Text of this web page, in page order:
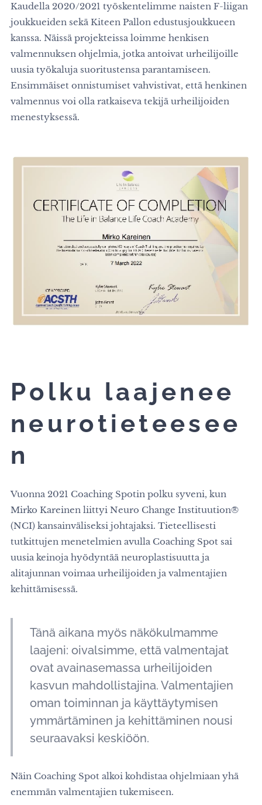
Kaudella 2020/2021 työskentelimme naisten F-liigan
joukkueiden sekä Kiteen Pallon edustusjoukkueen
kanssa. Näissä projekteissa loimme henkisen
valmennuksen ohjelmia, jotka antoivat urheilijoille
uusia työkaluja suoritustensa parantamiseen.
Ensimmäiset onnistumiset vahvistivat, että henkinen
valmennus voi olla ratkaiseva tekijä urheilijoiden
menestyksessä.
Polku laajenee
neurotieteesee
n
Vuonna 2021 Coaching Spotin polku syveni, kun
Mirko Kareinen liittyi Neuro Change Instituution®
(NCI) kansainväliseksi johtajaksi. Tieteellisesti
tutkittujen menetelmien avulla Coaching Spot sai
uusia keinoja hyödyntää neuroplastisuutta ja
alitajunnan voimaa urheilijoiden ja valmentajien
kehittämisessä.
Tänä aikana myös näkökulmamme
laajeni: oivalsimme, että valmentajat
ovat avainasemassa urheilijoiden
kasvun mahdollistajina. Valmentajien
oman toiminnan ja käyttäytymisen
ymmärtäminen ja kehittäminen nousi
seuraavaksi keskiöön.
Näin Coaching Spot alkoi kohdistaa ohjelmiaan yhä
enemmän valmentajien tukemiseen.